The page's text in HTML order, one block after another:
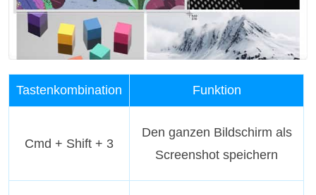
Tastenkombination Funktion
Cmd + Shift + 3
Den ganzen Bildschirm als
Screenshot speichern